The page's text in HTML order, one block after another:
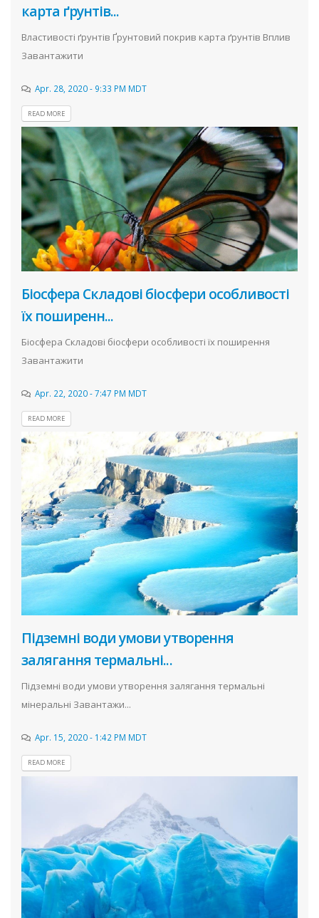
карта ґрунтів...
Властивості ґрунтів Ґрунтовий покрив карта ґрунтів Вплив
Завантажити
Apr. 28, 2020 - 9:33 PM MDT
READ MORE
Біосфера Складові біосфери особливості
їх поширенн...
Біосфера Складові біосфери особливості їх поширення
Завантажити
Apr. 22, 2020 - 7:47 PM MDT
READ MORE
Підземні води умови утворення
залягання термальні...
Підземні води умови утворення залягання термальні
мінеральні Завантажи...
Apr. 15, 2020 - 1:42 PM MDT
READ MORE